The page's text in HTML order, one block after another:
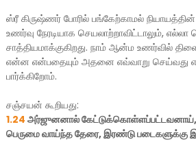
ஸ்ரீ கிருஷ்ணர் போரில் பங்கேற்காமல்
உணர்வு நேரடியாக செயலாற்றாவிட்டாலும்,
சாத்தியமாக்குகிறது. நாம் ஆன்ம உணர்வில்
என்ன என்பதையும் அதனை எவ்வாறு செய்வது
பார்க்கிறோம்.
சஞ்சயன் கூறியது:
1.24 அர்ஜுனனால் கேட்டுக்கொள்ளப்பட்டவனாய்,
பெருமை வாய்ந்த தேரை, இரண்டு படைகளுக்கு